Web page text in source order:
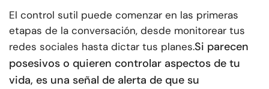
El control sutil puede comenzar en las primeras
etapas de la conversación, desde monitorear tus
redes sociales hasta dictar tus planes.Si parecen
posesivos o quieren controlar aspectos de tu
vida, es una señal de alerta de que su